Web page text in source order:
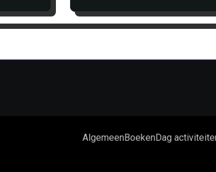
Print.com
AlgemeenBoekenDag